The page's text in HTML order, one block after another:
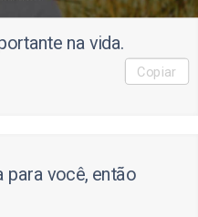
na vida.
Copiar
para você, então